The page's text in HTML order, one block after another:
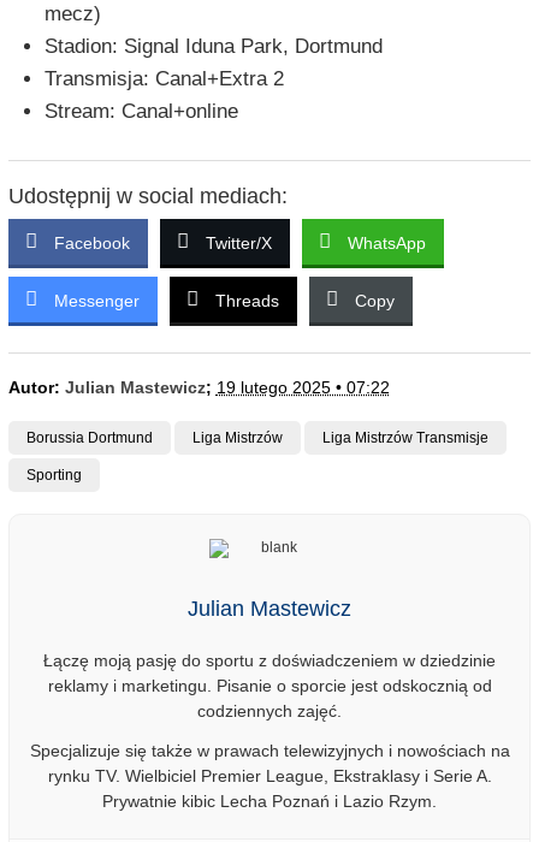
mecz)
Stadion: Signal Iduna Park, Dortmund
Transmisja: Canal+Extra 2
Stream: Canal+online
Udostępnij w social mediach:
Facebook Twitter/X WhatsApp
Messenger Threads Copy
Autor: Julian Mastewicz; 19 lutego 2025 • 07:22
Borussia Dortmund Liga Mistrzów Liga Mistrzów Transmisje
Sporting
Julian Mastewicz
Łączę moją pasję do sportu z doświadczeniem w dziedzinie
reklamy i marketingu. Pisanie o sporcie jest odskocznią od
codziennych zajęć.
Specjalizuje się także w prawach telewizyjnych i nowościach na
rynku TV. Wielbiciel Premier League, Ekstraklasy i Serie A.
Prywatnie kibic Lecha Poznań i Lazio Rzym.